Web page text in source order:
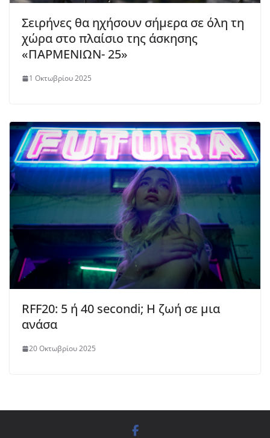
Σειρήνες θα ηχήσουν σήμερα σε όλη τη
χώρα στο πλαίσιο της άσκησης
«ΠΑΡΜΕΝΙΩΝ- 25»
1 Οκτωβρίου 2025
RFF20: 5 ή 40 secondi; Η ζωή σε μια
ανάσα
20 Οκτωβρίου 2025